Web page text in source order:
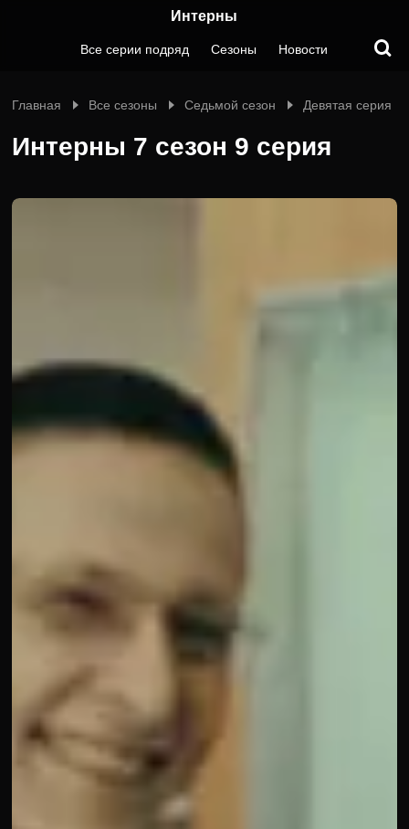
Интерны
Все серии подряд Сезоны Новости
Главная Все сезоны Седьмой сезон Девятая серия
Интерны 7 сезон 9 серия